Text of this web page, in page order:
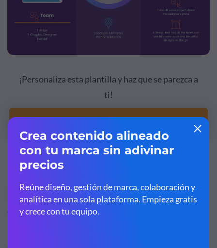
¡Personaliza esta plantilla y haz que se parezca a
ti!
Plantilla de persona para board
de trabajos